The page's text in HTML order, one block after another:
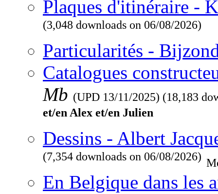
Plaques d'itinéraire -
(3,048 downloads on 06/08/2026)
Particularités -
Catalogues
Mb (UPD 13/11/2025) (18,183
et/en Alex et/en Julien
Dessins - Albert
(7,354 downloads on 06/08/2026)
En Belgique dans les